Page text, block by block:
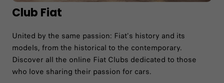
Club Fiat
United by the same passion: Fiat's history and its
models, from the historical to the contemporary.
Discover all the online Fiat Clubs dedicated to those
who love sharing their passion for cars.